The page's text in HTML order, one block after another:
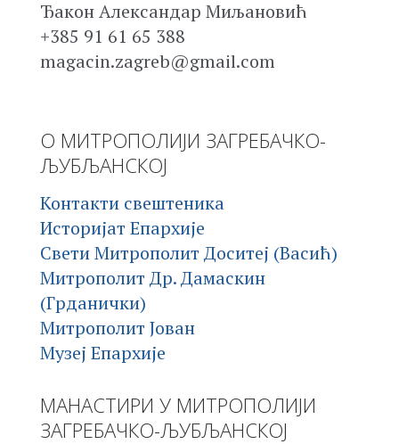
Ђакон Александар Миљановић
+385 91 61 65 388
magacin.zagreb@gmail.com
О МИТРОПОЛИЈИ ЗАГРЕБАЧКО-
ЉУБЉАНСКОЈ
Контакти свештеника
Историјат Епархије
Свети Митрополит Доситеј (Васић)
Митрополит Др. Дамаскин
(Грданички)
Митрополит Јован
Музеј Епархије
МАНАСТИРИ У МИТРОПОЛИЈИ
ЗАГРЕБАЧКО-ЉУБЉАНСКОЈ